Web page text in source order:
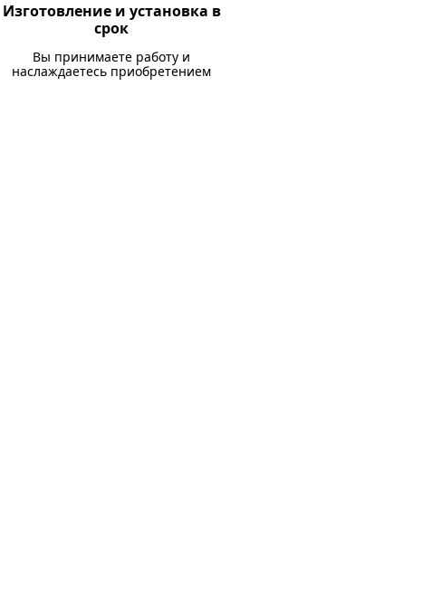
Изготовление и установка в
срок
Вы принимаете работу и
наслаждаетесь приобретением